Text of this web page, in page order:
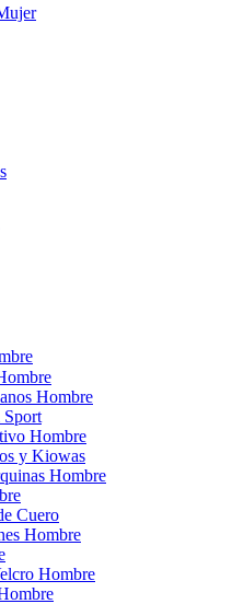
Hombre
Sport
Hombre
y Kiowas
Hombre
Cuero
Hombre
Hombre